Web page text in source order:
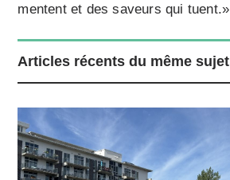
mentent et des saveurs qui tuent.»
Articles récents du même sujet